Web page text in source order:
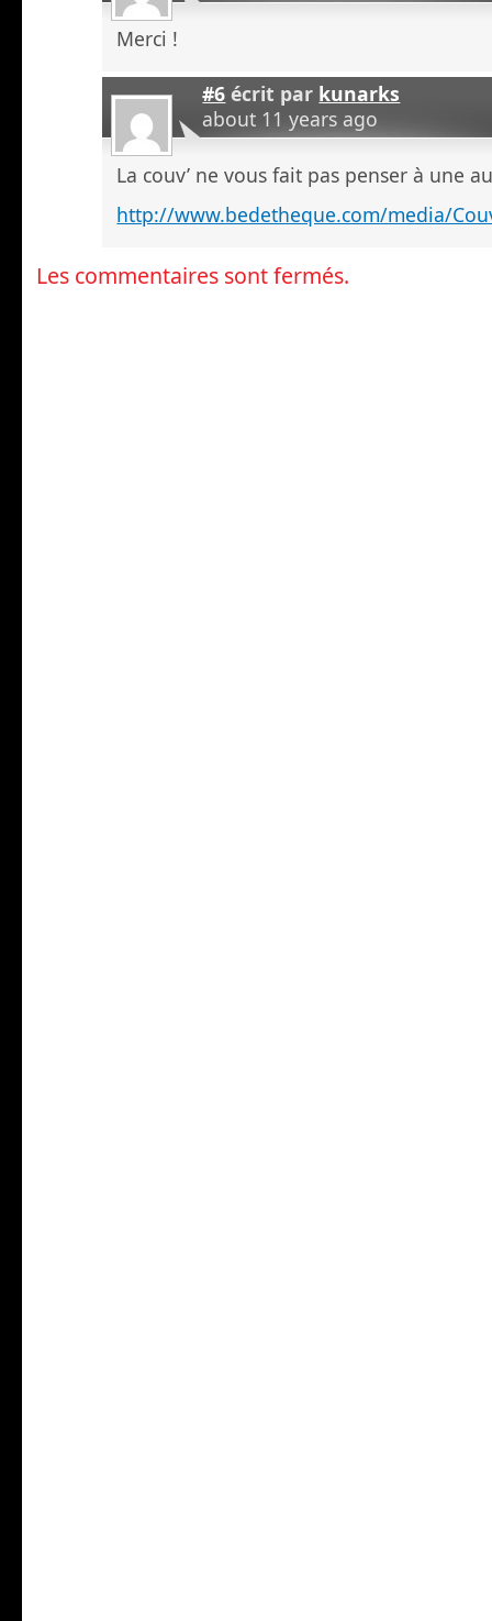
Merci !
#6 écrit par kunarks
about 11 years ago
La couv’ ne vous fait pas penser à une
http://www.bedetheque.com/media/
Les commentaires sont fermés.